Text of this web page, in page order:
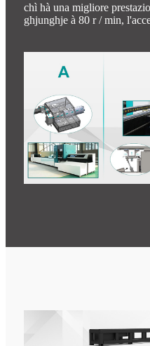
chì hà una migliore
ghjunghje à 80 r / min,